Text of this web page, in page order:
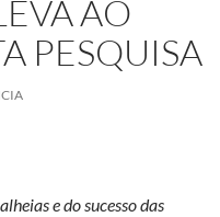
AO
PESQUISA
e do sucesso das